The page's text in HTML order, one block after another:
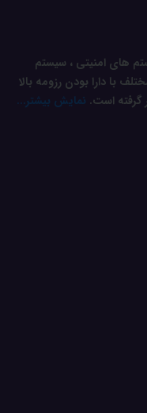
های امنیتی ، سیستم
با دارا بودن رزومه بالا
گرفته است. نمایش بیشتر...